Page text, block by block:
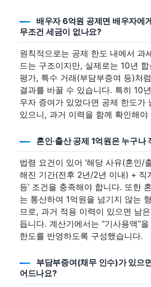
배우자 6억원 공제면 배우자에
무조건 세금이 없나요?
원칙적으로는 공제 한도 내에서 과
드는 구조이지만, 실제로는 10년
평가, 특수 거래(부담부증여 등)처
결과를 바꿀 수 있습니다. 특히 10
우자 증여가 있었다면 공제 한도가
있으니, 과거 이력을 함께 확인해야
혼인·출산 공제 1억원은 누구나
법령 요건이 있어 ‘해당 사유(혼인/
해진 기간(전후 2년/2년 이내) + 직
등’ 조건을 충족해야 합니다. 또한
는 통산하여 1억원을 넘기지 않는
므로, 과거 적용 이력이 있으면 남
듭니다. 계산기에서는 “기사용액”
한도를 반영하도록 구성했습니다.
부담부증여(채무 인수)가 있으
어드나요?